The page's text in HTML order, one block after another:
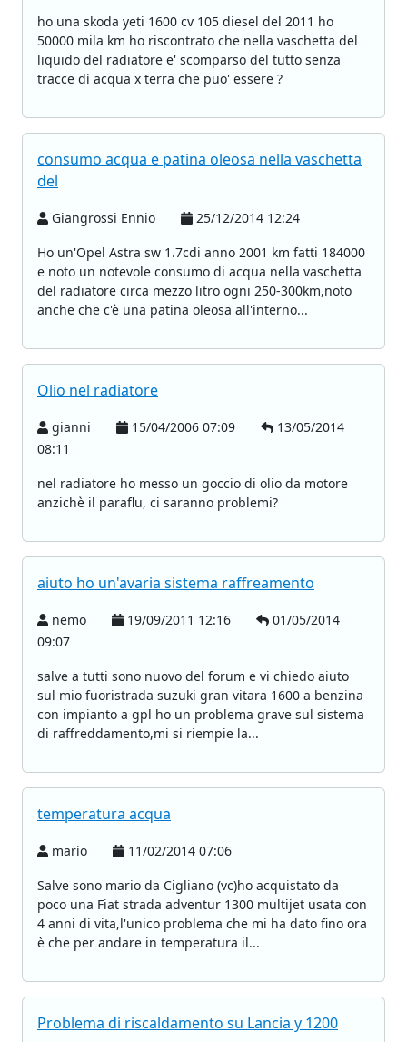
ho una skoda yeti 1600 cv 105 diesel del 2011 ho
50000 mila km ho riscontrato che nella vaschetta del
liquido del radiatore e' scomparso del tutto senza
tracce di acqua x terra che puo' essere ?
consumo acqua e patina oleosa nella vaschetta
del
Giangrossi Ennio
25/12/2014 12:24
Ho un'Opel Astra sw 1.7cdi anno 2001 km fatti 184000
e noto un notevole consumo di acqua nella vaschetta
del radiatore circa mezzo litro ogni 250-300km,noto
anche che c'è una patina oleosa all'interno...
Olio nel radiatore
gianni 15/04/2006 07:09
13/05/2014
08:11
nel radiatore ho messo un goccio di olio da motore
anzichè il paraflu, ci saranno problemi?
aiuto ho un'avaria sistema raffreamento
nemo 19/09/2011 12:16
01/05/2014
09:07
salve a tutti sono nuovo del forum e vi chiedo aiuto
sul mio fuoristrada suzuki gran vitara 1600 a benzina
con impianto a gpl ho un problema grave sul sistema
di raffreddamento,mi si riempie la...
temperatura acqua
mario
11/02/2014 07:06
Salve sono mario da Cigliano (vc)ho acquistato da
poco una Fiat strada adventur 1300 multijet usata con
4 anni di vita,l'unico problema che mi ha dato fino ora
è che per andare in temperatura il...
Problema di riscaldamento su Lancia y 1200